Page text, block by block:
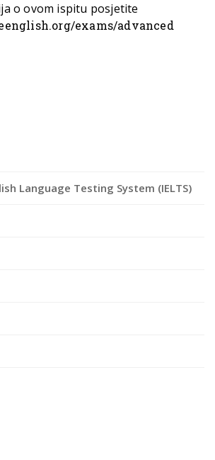
o ovom ispitu posjetite
exams/advanced
Language Testing System (IELTS)